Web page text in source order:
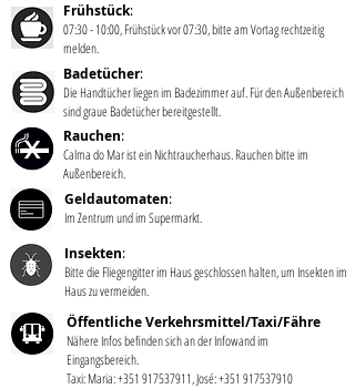
Frühstück:
07:30 - 10:00, Frühstück vor 07:30, bitte am Vortag rechtzeitig
melden.
Badetücher:
Die Handtücher liegen im Badezimmer auf. Für den Außenbereich
sind graue Badetücher bereitgestellt.
Rauchen:
Calma do Mar ist ein Nichtraucherhaus. Rauchen bitte im
Außenbereich.
Geldautomaten:
Im Zentrum und im Supermarkt.
Insekten:
Bitte die Fliegengitter im Haus geschlossen halten, um Insekten im
Haus zu vermeiden.
Öffentliche Verkehrsmittel/Taxi/Fähre
Nähere Infos befinden sich an der Infowand im
Eingangsbereich.
Taxi: Maria:+351 917537911, José:+351 917537910